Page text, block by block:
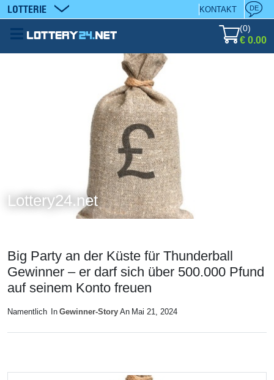
LOTTERIE KONTAKT DE
(0)
€ 0.00
Lottery24.net
Big Party an der Küste für Thunderball
Gewinner – er darf sich über 500.000 Pfund
auf seinem Konto freuen
Namentlich In Gewinner-Story An Mai 21, 2024